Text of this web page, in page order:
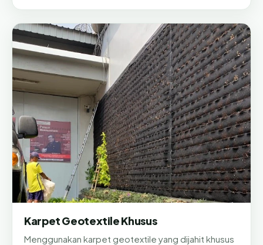
Karpet Geotextile Khusus
Menggunakan karpet geotextile yang dijahit khusus